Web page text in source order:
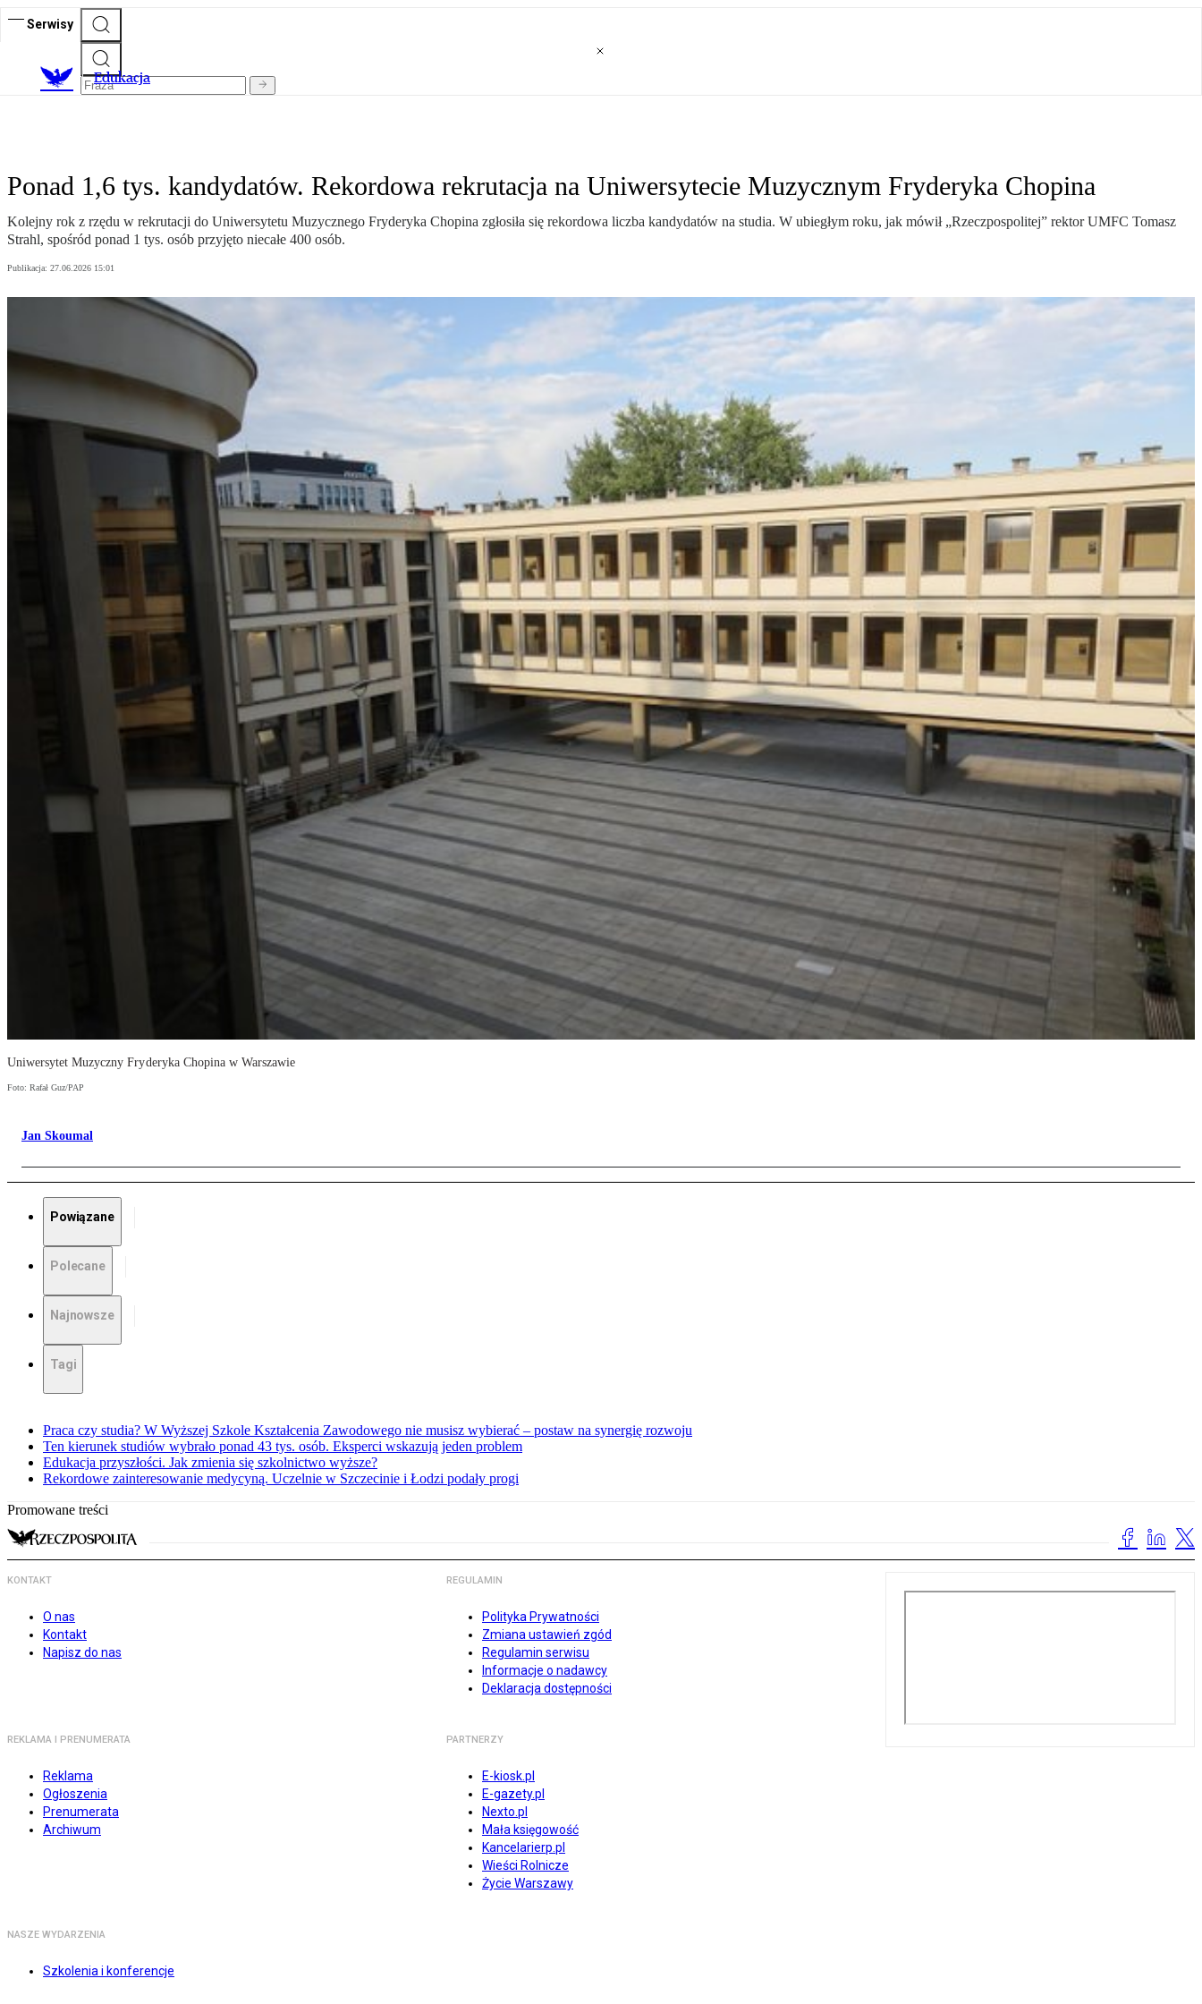
Serwisy
Edukacja
Ponad 1,6 tys. kandydatów. Rekordowa rekrutacja na Uniwersytecie Muzycznym Fryderyka Chopina
Kolejny rok z rzędu w rekrutacji do Uniwersytetu Muzycznego Fryderyka Chopina zgłosiła się rekordowa liczba kandydatów na studia. W ubiegłym roku, jak mówił „Rzeczpospolitej” rektor UMFC Tomasz
Strahl, spośród ponad 1 tys. osób przyjęto niecałe 400 osób.
Publikacja: 27.06.2026 15:01
Uniwersytet Muzyczny Fryderyka Chopina w Warszawie
Foto: Rafał Guz/PAP
Jan Skoumal
Powiązane
Polecane
Najnowsze
Tagi
Praca czy studia? W Wyższej Szkole Kształcenia Zawodowego nie musisz wybierać – postaw na synergię rozwoju
Ten kierunek studiów wybrało ponad 43 tys. osób. Eksperci wskazują jeden problem
Edukacja przyszłości. Jak zmienia się szkolnictwo wyższe?
Rekordowe zainteresowanie medycyną. Uczelnie w Szczecinie i Łodzi podały progi
Promowane treści
KONTAKT
O nas
Kontakt
Napisz do nas
REGULAMIN
Polityka Prywatności
Zmiana ustawień zgód
Regulamin serwisu
Informacje o nadawcy
Deklaracja dostępności
REKLAMA I PRENUMERATA
Reklama
Ogłoszenia
Prenumerata
Archiwum
PARTNERZY
E-kiosk.pl
E-gazety.pl
Nexto.pl
Mała księgowość
Kancelarierp.pl
Wieści Rolnicze
Życie Warszawy
NASZE WYDARZENIA
Szkolenia i konferencje